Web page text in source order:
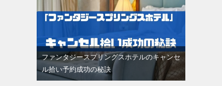
ファンタジースプリングスホテルのキャンセ
ル拾い予約成功の秘訣